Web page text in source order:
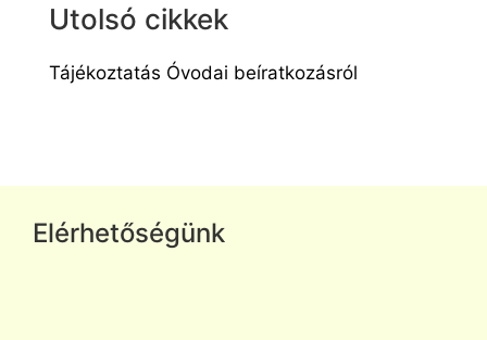
Utolsó cikkek
Tájékoztatás Óvodai beíratkozásról
Elérhetőségünk